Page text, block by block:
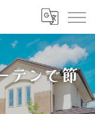
テンで節